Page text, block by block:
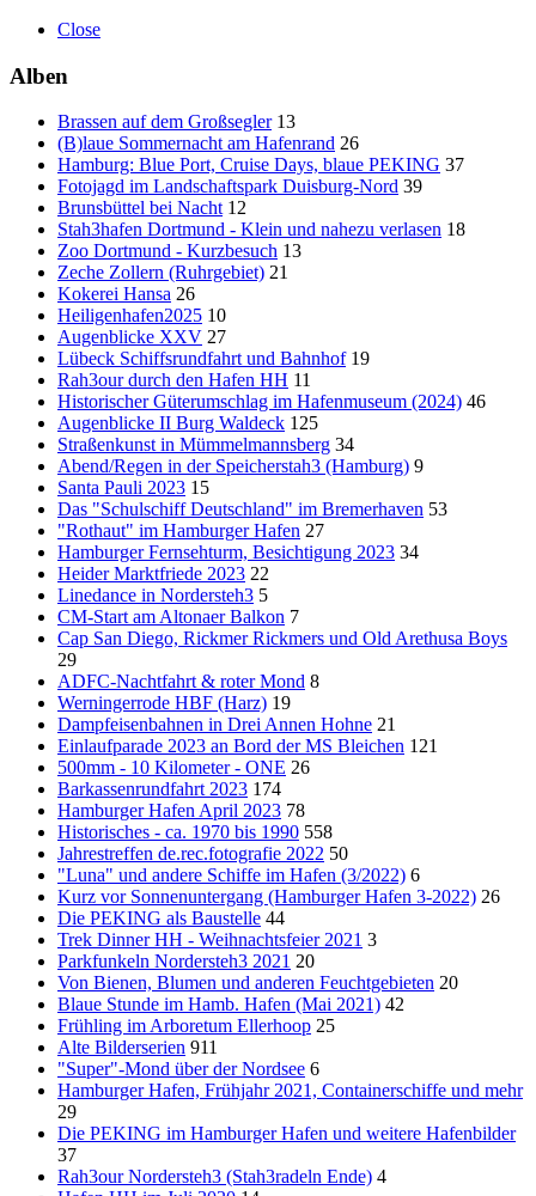
Close
Alben
Brassen auf dem Großsegler 13
(B)laue Sommernacht am Hafenrand 26
Hamburg: Blue Port, Cruise Days, blaue PEKING 37
Fotojagd im Landschaftspark Duisburg-Nord 39
Brunsbüttel bei Nacht 12
Stah3hafen Dortmund - Klein und nahezu verlasen 18
Zoo Dortmund - Kurzbesuch 13
Zeche Zollern (Ruhrgebiet) 21
Kokerei Hansa 26
Heiligenhafen2025 10
Augenblicke XXV 27
Lübeck Schiffsrundfahrt und Bahnhof 19
Rah3our durch den Hafen HH 11
Historischer Güterumschlag im Hafenmuseum (2024) 46
Augenblicke II Burg Waldeck 125
Straßenkunst in Mümmelmannsberg 34
Abend/Regen in der Speicherstah3 (Hamburg) 9
Santa Pauli 2023 15
Das "Schulschiff Deutschland" im Bremerhaven 53
"Rothaut" im Hamburger Hafen 27
Hamburger Fernsehturm, Besichtigung 2023 34
Heider Marktfriede 2023 22
Linedance in Nordersteh3 5
CM-Start am Altonaer Balkon 7
Cap San Diego, Rickmer Rickmers und Old Arethusa Boys
29
ADFC-Nachtfahrt & roter Mond 8
Werningerrode HBF (Harz) 19
Dampfeisenbahnen in Drei Annen Hohne 21
Einlaufparade 2023 an Bord der MS Bleichen 121
500mm - 10 Kilometer - ONE 26
Barkassenrundfahrt 2023 174
Hamburger Hafen April 2023 78
Historisches - ca. 1970 bis 1990 558
Jahrestreffen de.rec.fotografie 2022 50
"Luna" und andere Schiffe im Hafen (3/2022) 6
Kurz vor Sonnenuntergang (Hamburger Hafen 3-2022) 26
Die PEKING als Baustelle 44
Trek Dinner HH - Weihnachtsfeier 2021 3
Parkfunkeln Nordersteh3 2021 20
Von Bienen, Blumen und anderen Feuchtgebieten 20
Blaue Stunde im Hamb. Hafen (Mai 2021) 42
Frühling im Arboretum Ellerhoop 25
Alte Bilderserien 911
"Super"-Mond über der Nordsee 6
Hamburger Hafen, Frühjahr 2021, Containerschiffe und mehr
29
Die PEKING im Hamburger Hafen und weitere Hafenbilder
37
Rah3our Nordersteh3 (Stah3radeln Ende) 4